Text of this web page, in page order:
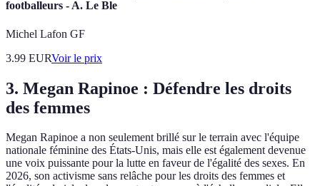
footballeurs - A. Le Ble
Michel Lafon GF
3.99 EURVoir le prix
3. Megan Rapinoe : Défendre les droits
des femmes
Megan Rapinoe a non seulement brillé sur le terrain avec l'équipe
nationale féminine des États-Unis, mais elle est également devenue
une voix puissante pour la lutte en faveur de l'égalité des sexes. En
2026, son activisme sans relâche pour les droits des femmes et